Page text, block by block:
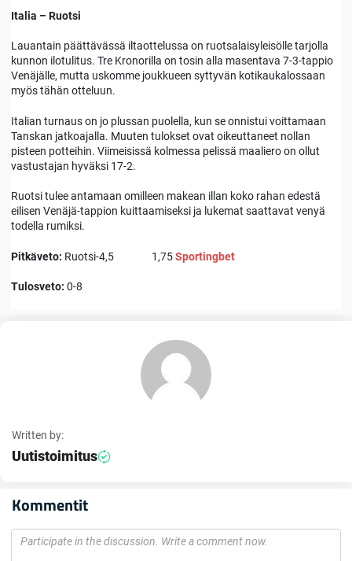
Italia – Ruotsi
Lauantain päättävässä iltaottelussa on ruotsalaisyleisölle tarjolla
kunnon ilotulitus. Tre Kronorilla on tosin alla masentava 7-3-tappio
Venäjälle, mutta uskomme joukkueen syttyvän kotikaukalossaan
myös tähän otteluun.
Italian turnaus on jo plussan puolella, kun se onnistui voittamaan
Tanskan jatkoajalla. Muuten tulokset ovat oikeuttaneet nollan
pisteen potteihin. Viimeisissä kolmessa pelissä maaliero on ollut
vastustajan hyväksi 17-2.
Ruotsi tulee antamaan omilleen makean illan koko rahan edestä
eilisen Venäjä-tappion kuittaamiseksi ja lukemat saattavat venyä
todella rumiksi.
Pitkäveto: Ruotsi-4,5 1,75Sportingbet
Tulosveto: 0-8
Written by:
Uutistoimitus
Kommentit